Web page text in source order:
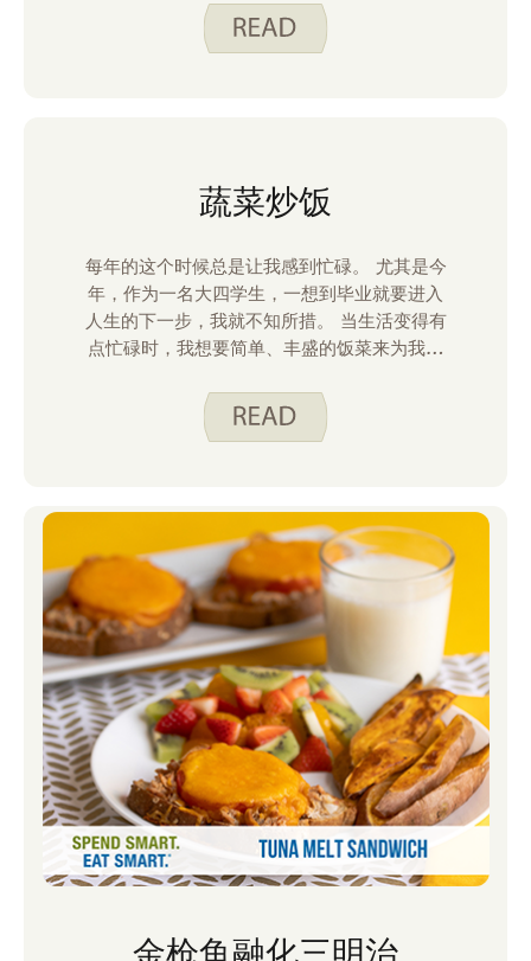
的朋友提供以下安全储存煮熟米饭的提示：
蔬菜炒饭
每年的这个时候总是让我感到忙碌。 尤其是今
年，作为一名大四学生，一想到毕业就要进入
人生的下一步，我就不知所措。 当生活变得有
点忙碌时，我想要简单、丰盛的饭菜来为我度
主食，很容易在紧要关头拼凑在一起。 我喜欢
在周末做这个食谱，然后用完冰箱里剩下的蔬